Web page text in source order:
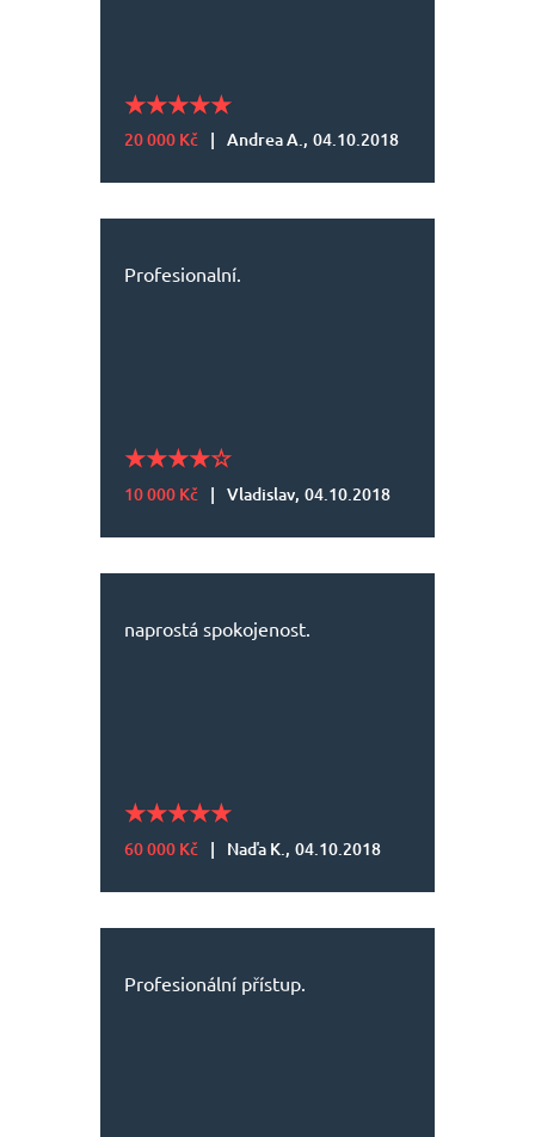
20 000 Kč | Andrea A., 04.10.2018
Profesionalní.
10 000 Kč | Vladislav, 04.10.2018
naprostá spokojenost.
60 000 Kč | Naďa K., 04.10.2018
Profesionální přístup.